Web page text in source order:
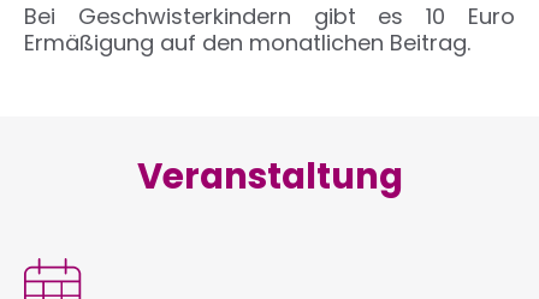
Bei Geschwisterkindern gibt es 10 Euro
Ermäßigung auf den monatlichen Beitrag.
Veranstaltung